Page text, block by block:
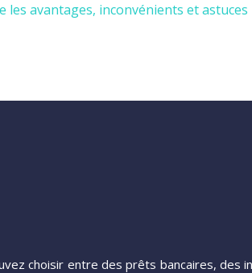
les avantages, inconvénients et astuces
choisir entre des prêts bancaires, des